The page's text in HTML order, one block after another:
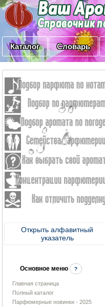
Каталог Словарь
Открыть алфавитный
указатель
Основное меню ?
Главная страница
Полный каталог
Парфюмерные новинки - 2025